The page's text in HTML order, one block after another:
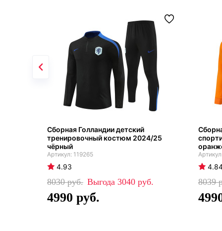
Сборная Голландии детский
тренировочный костюм 2024/25
чёрный
119265
4.93
8030 3040
4990
8039